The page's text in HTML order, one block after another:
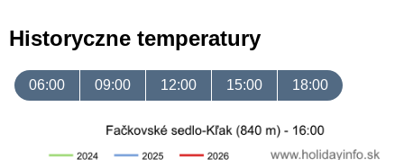
Historyczne temperatury
06:00 09:00 12:00 15:00 18:00